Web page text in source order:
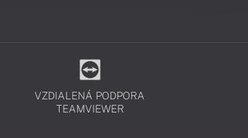
VZDIALENÁ PODPORA
TEAMVIEWER